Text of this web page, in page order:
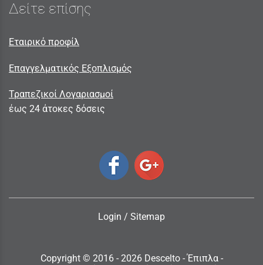
Δείτε επίσης
Εταιρικό προφίλ
Επαγγελματικός Εξοπλισμός
Τραπεζικοί Λογαριασμοί
έως 24 άτοκες δόσεις
Login / Sitemap
Copyright © 2016 - 2026 Descelto - Έπιπλα -